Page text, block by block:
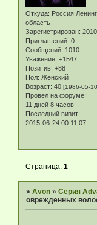
Откуда:
область
Зарегистрирован:
Приглашений: 0
Сообщений: 1010
Уважение: +1547
Позитив: +88
Пол: Женский
Возраст: 40 [1986-05-
Провел на форуме:
11 дней 8 часов
Последний визит:
2015-06-24 00:11:07
Страница:1
»Avon »Серия
оврежденных